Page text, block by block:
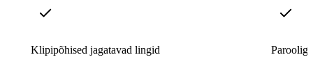
Klipipõhised jagatavad lingid